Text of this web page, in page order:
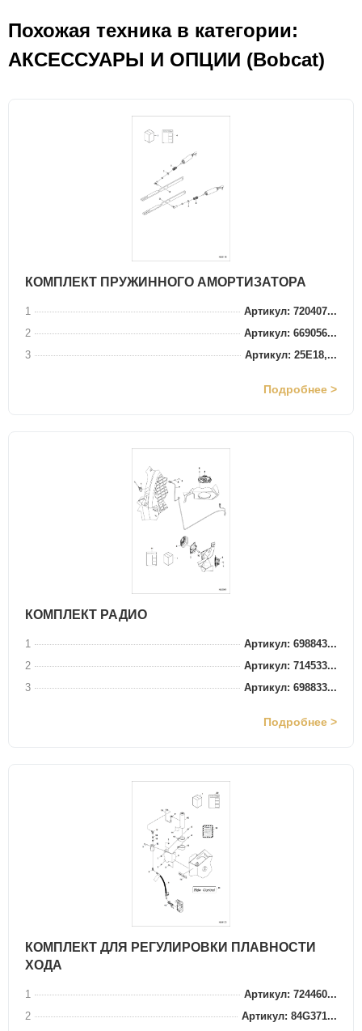
Похожая техника в категории:
АКСЕСCУАРЫ И ОПЦИИ (Bobcat)
КОМПЛЕКТ ПРУЖИННОГО АМОРТИЗАТОРА
1
Артикул: 720407...
2
Артикул: 669056...
3
Артикул: 25E18,...
Подробнее >
КОМПЛЕКТ РАДИО
1
Артикул: 698843...
2
Артикул: 714533...
3
Артикул: 698833...
Подробнее >
КОМПЛЕКТ ДЛЯ РЕГУЛИРОВКИ ПЛАВНОСТИ
ХОДА
1
Артикул: 724460...
2
Артикул: 84G371...